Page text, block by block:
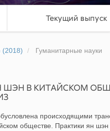
Текущий выпуск
Гуманитарные науки
В КИТАЙСКОМ
происходящими
обществе. Практики ян